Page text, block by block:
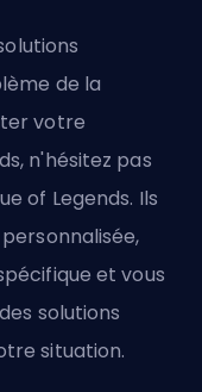
de la
votre
n'hésitez pas
of Legends. Ils
et vous
solutions
situation.